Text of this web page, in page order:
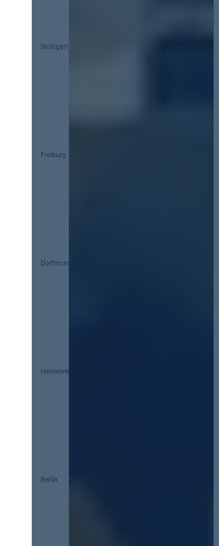
Stuttgart
Freiburg
Dortmund
Hannover
Berlin